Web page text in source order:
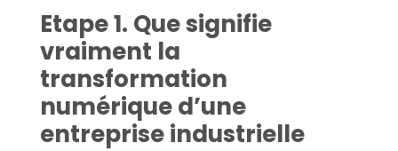
Etape1. Que signifie
vraiment la
transformation
numérique d’une
entreprise industrielle